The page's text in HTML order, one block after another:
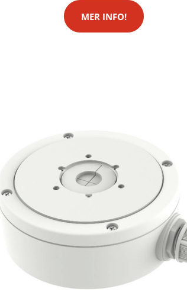
MER INFO!